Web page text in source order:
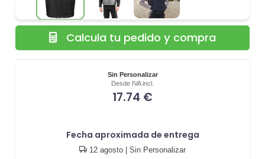
Sin Personalizar
Desde IVA incl.
17.74 €
Fecha aproximada de entrega
12 agosto | Sin Personalizar
Calcula tu pedido y compra